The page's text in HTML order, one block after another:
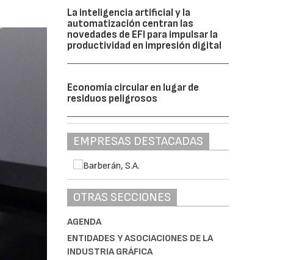
La inteligencia artificial y la
automatización centran las
novedades de EFI para impulsar la
productividad en impresión digital
Economía circular en lugar de
residuos peligrosos
EMPRESAS DESTACADAS
OTRAS SECCIONES
AGENDA
ENTIDADES Y ASOCIACIONES DE LA
INDUSTRIA GRÁFICA